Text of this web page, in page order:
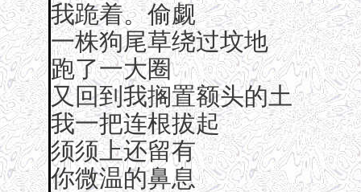
我跪着。偷觑
一株狗尾草绕过坟地
跑了一大圈
又回到我搁置额头的土
我一把连根拔起
须须上还留有
你微温的鼻息